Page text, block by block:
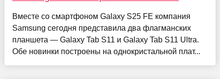
Вместе со смартфоном Galaxy S25 FE компания
Samsung сегодня представила два флагманских
планшета — Galaxy Tab S11 и Galaxy Tab S11 Ultra.
Обе новинки построены на однокристальной плат...